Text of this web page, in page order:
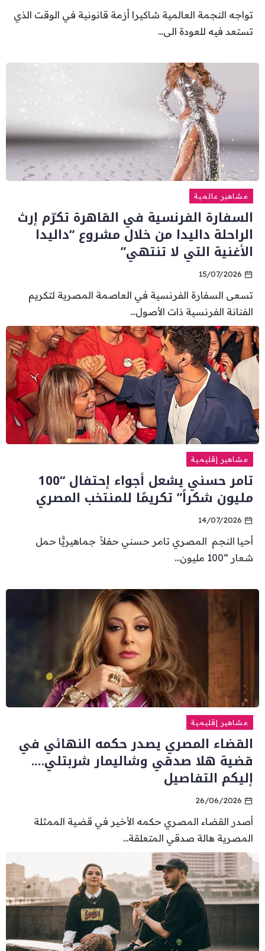
تواجه النجمة العالمية شاكيرا أزمة قانونية في الوقت الذي
تستعد فيه للعودة الى...
مشاهير عالمية
السفارة الفرنسية في القاهرة تكرّم إرث
الراحلة داليدا من خلال مشروع “داليدا
الأغنية التي لا تنتهي”
15/07/2026
تسعى السفارة الفرنسية في العاصمة المصرية لتكريم
الفنانة الفرنسية ذات الأصول...
مشاهير إقليمية
تامر حسني يشعل أجواء إحتفال “100
مليون شكراً” تكريمًا للمنتخب المصري
14/07/2026
أحيا النجم المصري تامر حسني حفلاً جماهيريًّا حمل
شعار “100 مليون...
مشاهير إقليمية
القضاء المصري يصدر حكمه النهائي في
قضية هلا صدقي وشاليمار شربتلي….
إليكم التفاصيل
26/06/2026
أصدر القضاء المصري حكمه الأخير في قضية الممثلة
المصرية هالة صدقي المتعلقة...